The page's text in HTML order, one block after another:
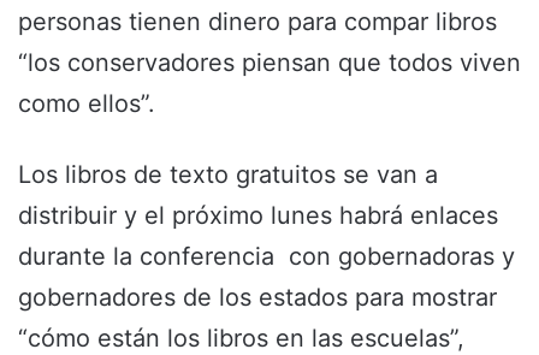
personas tienen dinero para compar libros
“los conservadores piensan que todos viven
como ellos”.
Los libros de texto gratuitos se van a
distribuir y el próximo lunes habrá enlaces
durante la conferencia con gobernadoras y
gobernadores de los estados para mostrar
“cómo están los libros en las escuelas”,